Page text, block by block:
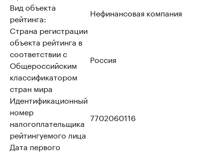
Вид объекта
рейтинга:
Нефинансовая компания
Страна регистрации
объекта рейтинга в
соответствии с
Общероссийским
классификатором
стран мира
Россия
Идентификационный
номер
налогоплательщика
рейтингуемого лица
7702060116
Дата первого